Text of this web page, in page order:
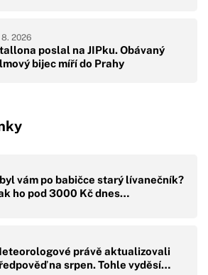
poslal na JIPku. Obávaný
bijec míří do Prahy
8. 2026
vám po babičce starý lívanečník?
ho pod 3000 Kč dnes…
právě aktualizovali
na srpen. Tohle vyděsí…